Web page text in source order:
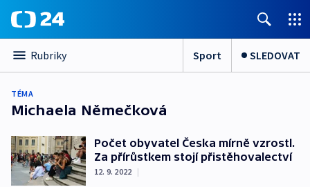
Rubriky Sport SLEDOVAT
TÉMA
Michaela Němečková
Počet obyvatel Česka mírně vzrostl.
Za přírůstkem stojí přistěhovalectví
12. 9. 2022 |